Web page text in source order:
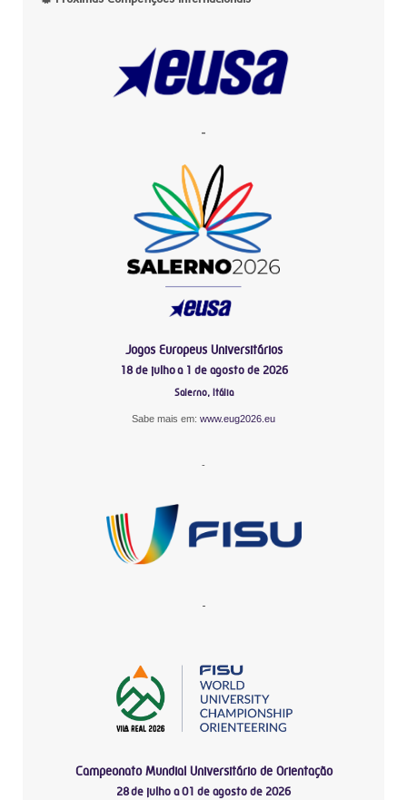
-
Jogos Europeus Universitários
18 de julho a 1 de agosto de 2026
Salerno, Itália
Sabe mais em: www.eug2026.eu
-
-
Campeonato Mundial Universitário de Orientação
28 de julho a 01 de agosto de 2026